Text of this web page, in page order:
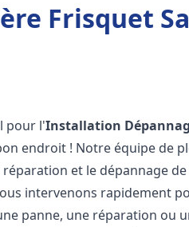
Frisquet
pour l'Installation
endroit ! Notre équipe de
et le dépannage
intervenons rapidement
panne, une réparation ou